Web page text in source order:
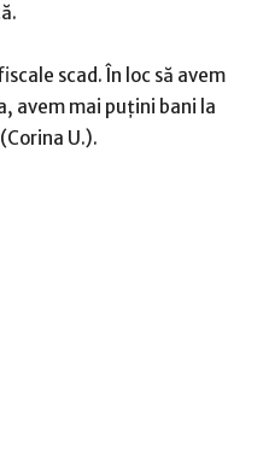
scad. În loc să avem
avem mai puțini bani la
U.).